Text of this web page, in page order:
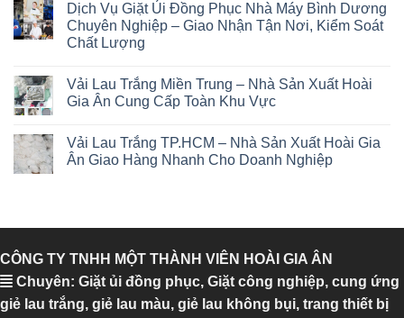
Dịch Vụ Giặt Ủi Đồng Phục Nhà Máy Bình Dương
Chuyên Nghiệp – Giao Nhận Tận Nơi, Kiểm Soát
Chất Lượng
Vải Lau Trắng Miền Trung – Nhà Sản Xuất Hoài
Gia Ân Cung Cấp Toàn Khu Vực
Vải Lau Trắng TP.HCM – Nhà Sản Xuất Hoài Gia
Ân Giao Hàng Nhanh Cho Doanh Nghiệp
CÔNG TY TNHH MỘT THÀNH VIÊN HOÀI GIA ÂN
Chuyên: Giặt ủi đồng phục, Giặt công nghiệp, cung ứng
giẻ lau trắng, giẻ lau màu, giẻ lau không bụi, trang thiết bị